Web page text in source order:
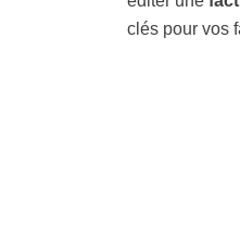
clés pour vos